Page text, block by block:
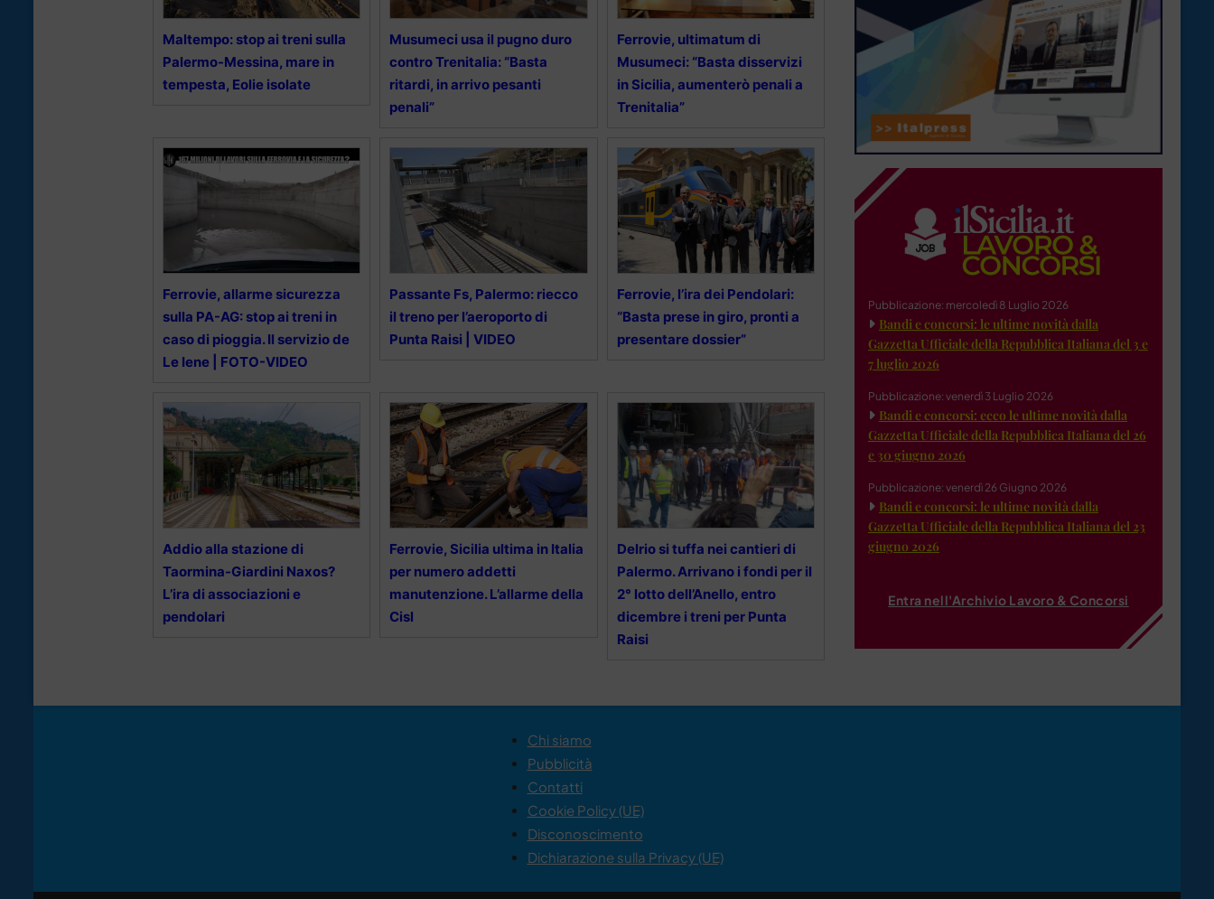
Maltempo: stop ai treni sulla
Palermo-Messina, mare in
tempesta, Eolie isolate
Musumeci usa il pugno duro
contro Trenitalia: “Basta
ritardi, in arrivo pesanti
penali”
Ferrovie, ultimatum di
Musumeci: “Basta disservizi
in Sicilia, aumenterò penali a
Trenitalia”
Ferrovie, allarme sicurezza
sulla PA-AG: stop ai treni in
caso di pioggia. Il servizio de
Le Iene | FOTO-VIDEO
Passante Fs, Palermo: riecco
il treno per l’aeroporto di
Punta Raisi | VIDEO
Ferrovie, l’ira dei Pendolari:
“Basta prese in giro, pronti a
presentare dossier”
Addio alla stazione di
Taormina-Giardini Naxos?
L’ira di associazioni e
pendolari
Ferrovie, Sicilia ultima in Italia
per numero addetti
manutenzione. L’allarme della
Cisl
Delrio si tuffa nei cantieri di
Palermo. Arrivano i fondi per il
2° lotto dell’Anello, entro
dicembre i treni per Punta
Raisi
Pubblicazione: mercoledì 8 Luglio 2026
Bandi e concorsi: le ultime novità dalla
Gazzetta Ufficiale della Repubblica Italiana del 3 e
7 luglio 2026
Pubblicazione: venerdì 3 Luglio 2026
Bandi e concorsi: ecco le ultime novità dalla
Gazzetta Ufficiale della Repubblica Italiana del 26
e 30 giugno 2026
Pubblicazione: venerdì 26 Giugno 2026
Bandi e concorsi: le ultime novità dalla
Gazzetta Ufficiale della Repubblica Italiana del 23
giugno 2026
Entra nell'Archivio Lavoro & Concorsi
Chi siamo
Pubblicità
Contatti
Cookie Policy (UE)
Disconoscimento
Dichiarazione sulla Privacy (UE)